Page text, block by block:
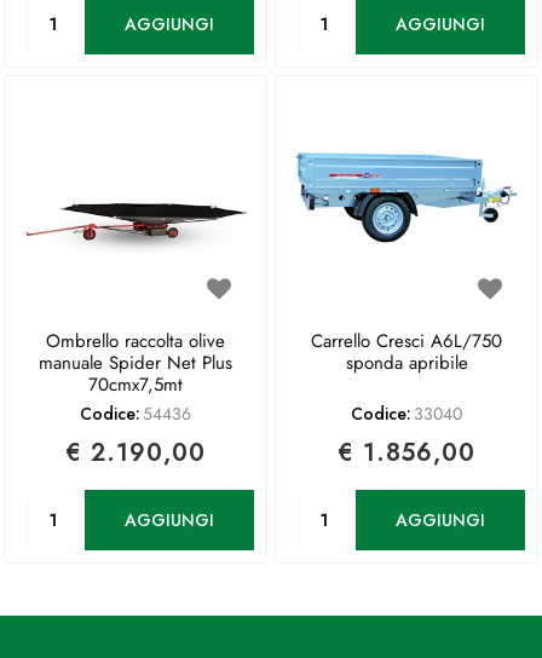
AGGIUNGI AGGIUNGI
Ombrello raccolta olive
manuale Spider Net Plus
70cmx7,5mt
Codice:54436
€ 2.190,00
AGGIUNGI
Carrello Cresci A6L/750
sponda apribile
Codice: 33040
€ 1.856,00
AGGIUNGI